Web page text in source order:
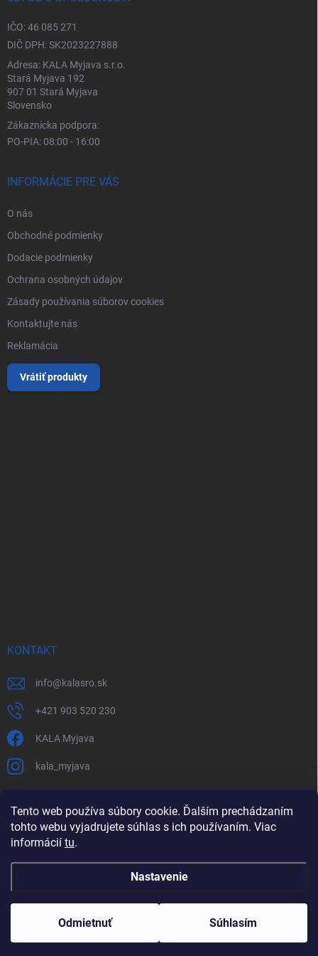
Tento web používa súbory cookie. Ďalším prechádzaním
tohto webu vyjadrujete súhlas s ich používaním. Viac
informácií tu.
Nastavenie
Odmietnuť Súhlasím
IČO: 46 085 271
DIČ DPH: SK2023227888
Adresa: KALA Myjava s.r.o.
Stará Myjava 192
907 01 Stará Myjava
Slovensko
Zákaznícka podpora:
PO-PIA: 08:00 - 16:00
INFORMÁCIE PRE VÁS
O nás
Obchodné podmienky
Dodacie podmienky
Ochrana osobných údajov
Zásady používania súborov cookies
Kontaktujte nás
Reklamácia
Vrátiť produkty
KONTAKT
info@kalasro.sk
+421 903 520 230
KALA Myjava
kala_myjava
Vytvoril Shoptet
Copyright 2026KALA Myjava s. r. o.. Všetky práva vyhradené.Upraviť